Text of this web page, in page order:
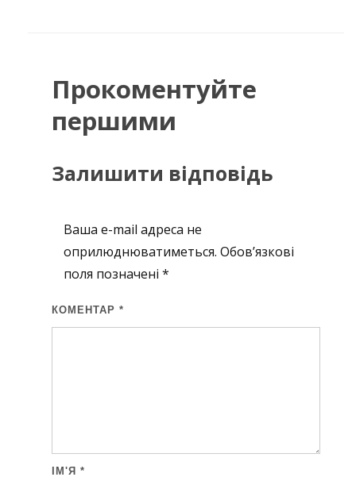
Прокоментуйте
першими
Залишити відповідь
Ваша e-mail адреса не
оприлюднюватиметься. Обов’язкові
поля позначені *
КОМЕНТАР *
ІМ'Я *